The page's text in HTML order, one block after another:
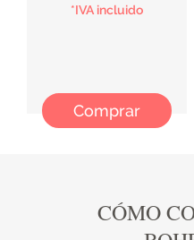
*IVA incluido
Comprar
CÓMO